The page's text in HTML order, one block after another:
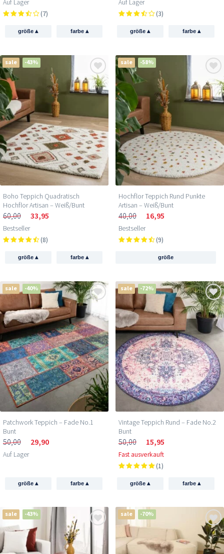
Auf Lager
(7)
größe▴ farbe ▴
Auf Lager
(3)
größe▴ farbe ▴
sale -43%
Boho Teppich Quadratisch
Hochflor Artisan – Weiß/Bunt
60,00 33,95
Bestseller
(8)
größe▴ farbe ▴
sale -58%
Hochflor Teppich Rund Punkte
Artisan – Weiß/Bunt
40,00 16,95
Bestseller
(9)
größe
sale -40%
Patchwork Teppich – Fade No.1
Bunt
50,00 29,90
Auf Lager
größe▴ farbe ▴
sale -72%
Vintage Teppich Rund – Fade No.2
Bunt
50,00 15,95
Fast ausverkauft
(1)
größe▴ farbe ▴
sale -43% sale -70%